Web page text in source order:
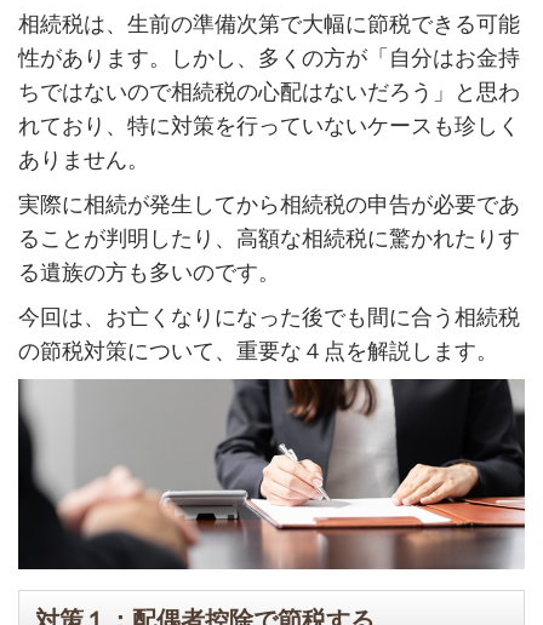
相続税は、生前の準備次第で大幅に節税できる可能
性があります。しかし、多くの方が「自分はお金持
ちではないので相続税の心配はないだろう」と思わ
れており、特に対策を行っていないケースも珍しく
ありません。
実際に相続が発生してから相続税の申告が必要であ
ることが判明したり、高額な相続税に驚かれたりす
る遺族の方も多いのです。
今回は、お亡くなりになった後でも間に合う相続税
の節税対策について、重要な４点を解説します。